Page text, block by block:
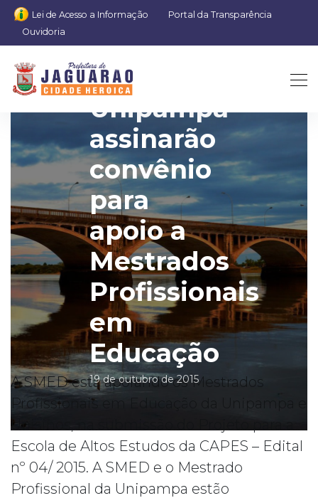
Lei de Acesso a Informação
Portal da Transparência
Ouvidoria
SMED e
Unipampa
assinarão
convênio
para
apoio a
Mestrados
Profissionais
em
Educação
19 de outubro de 2015
A SMED está apoiando os Mestrados
Profissionais em Educação da Unipampa e
Unisinos, na submissão do Projeto para a
Escola de Altos Estudos da CAPES – Edital
nº 04/ 2015. A SMED e o Mestrado
Profissional da Unipampa estão